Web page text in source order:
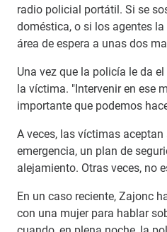
radio policial portátil. Si se
doméstica, o si los agentes
área de espera a unas dos
Una vez que la policía le da
la víctima. "Intervenir en ese
importante que podemos
A veces, las víctimas
emergencia, un plan de
alejamiento. Otras veces, no
En un caso reciente, Zajonc
con una mujer para hablar